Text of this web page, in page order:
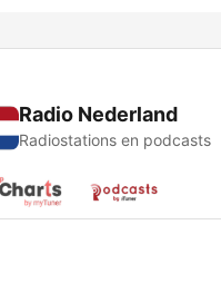
Radio Nederland
Radiostations en podcasts